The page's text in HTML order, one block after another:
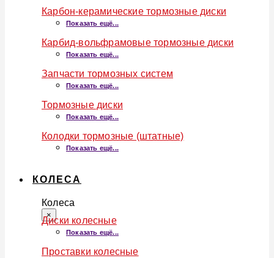
Карбон-керамические тормозные диски
Показать ещё...
Карбид-вольфрамовые тормозные диски
Показать ещё...
Запчасти тормозных систем
Показать ещё...
Тормозные диски
Показать ещё...
Колодки тормозные (штатные)
Показать ещё...
КОЛЕСА
Колеса
×
Диски колесные
Показать ещё...
Проставки колесные